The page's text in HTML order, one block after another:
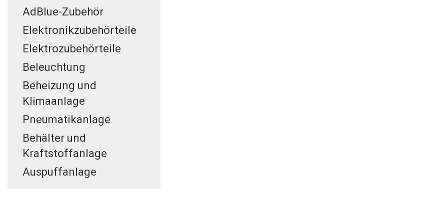
AdBlue-Zubehör
Elektronikzubehörteile
Elektrozubehörteile
Beleuchtung
Beheizung und
Klimaanlage
Pneumatikanlage
Behälter und
Kraftstoffanlage
Auspuffanlage